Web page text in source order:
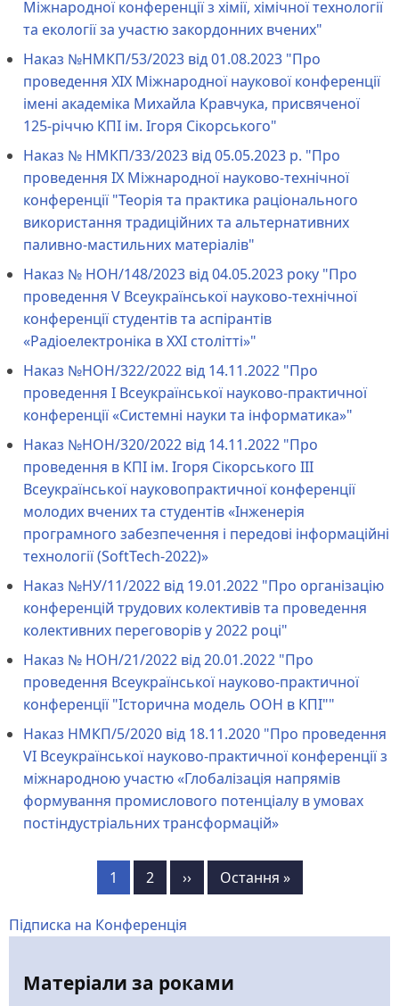
Міжнародної конференції з хімії, хімічної технології
та екології за участю закордонних вчених"
Наказ №НМКП/53/2023 від 01.08.2023 "Про
проведення XIX Міжнародної наукової конференції
імені академіка Михайла Кравчука, присвяченої
125-річчю КПІ ім. Ігоря Сікорського"
Наказ № НМКП/33/2023 від 05.05.2023 р. "Про
проведення IX Міжнародної науково-технічної
конференції "Теорія та практика раціонального
використання традиційних та альтернативних
паливно-мастильних матеріалів"
Наказ № НОН/148/2023 від 04.05.2023 року "Про
проведення V Всеукраїнської науково-технічної
конференції студентів та аспірантів
«Радіоелектроніка в ХХІ столітті»"
Наказ №НОН/322/2022 від 14.11.2022 "Про
проведення І Всеукраїнської науково-практичної
конференції «Системні науки та інформатика»"
Наказ №НОН/320/2022 від 14.11.2022 "Про
проведення в КПІ ім. Ігоря Сікорського III
Всеукраїнської науковопрактичної конференції
молодих вчених та студентів «Інженерія
програмного забезпечення і передові інформаційні
технології (SoftTech-2022)»
Наказ №НУ/11/2022 від 19.01.2022 "Про організацію
конференцій трудових колективів та проведення
колективних переговорів у 2022 році"
Наказ № НОН/21/2022 від 20.01.2022 "Про
проведення Всеукраїнської науково-практичної
конференції "Історична модель ООН в КПІ""
Наказ НМКП/5/2020 від 18.11.2020 "Про проведення
VІ Всеукраїнської науково-практичної конференції з
міжнародною участю «Глобалізація напрямів
формування промислового потенціалу в умовах
постіндустріальних трансформацій»
сторінки
Сторінка
1 Сторінка
2
Наступна
сторінка
››
Остання
сторінка
Остання »
Підписка на Конференція
Матеріали за роками